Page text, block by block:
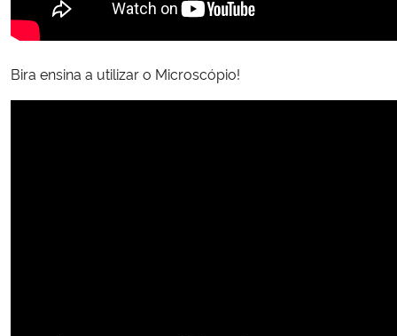
Bira ensina a utilizar o Microscópio!